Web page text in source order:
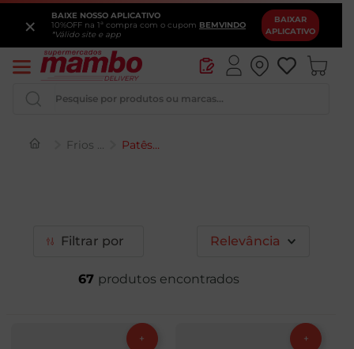
BAIXE NOSSO APLICATIVO
10%OFF na 1ª compra com o cupom BEMVINDO
*Válido site e app
BAIXAR
APLICATIVO
×
Pesquise por produtos ou marcas...
Frios e Laticínios Patês e Conservas
Filtrar Relevância
67